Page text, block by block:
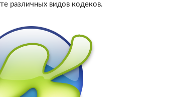
различных видов кодеков.